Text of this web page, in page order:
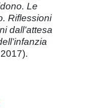
Le
Riflessioni
dall’attesa